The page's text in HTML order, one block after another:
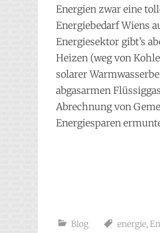
Energien zwar eine
Energiebedarf Wiens
Energiesektor gibt’s
Heizen (weg von
solarer
abgasarmen
Abrechnung von
Energiesparen
Blog energie,